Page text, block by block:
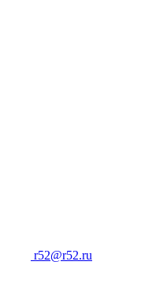
r52@r52.ru